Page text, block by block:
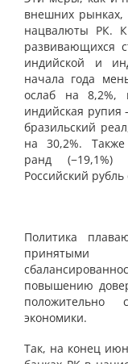
внешних рынках,
нацвалюты РК.
развивающихся
индийской и
начала года
ослаб на 8,2%,
индийская рупия
бразильский
на 30,2%.
ранд (−19,1%)
Российский
Политика
повышению
положительно
экономики.
Так, на конец